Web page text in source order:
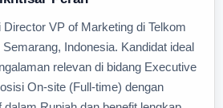
VP of Marketing di Telkom
Indonesia. Kandidat ideal
relevan di bidang Executive
On-site (Full-time) dengan